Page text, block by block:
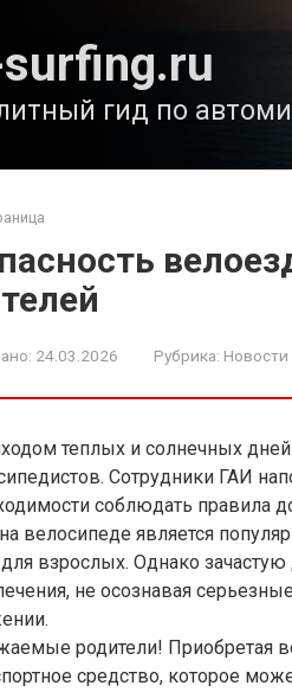
гид по
24.03.2026 Рубрика: Новости
теплых и солнечных
Сотрудники ГАИ
соблюдать правила
велосипеде является
для взрослых. Однако
не осознавая
родители! Приобретая
средство, которое